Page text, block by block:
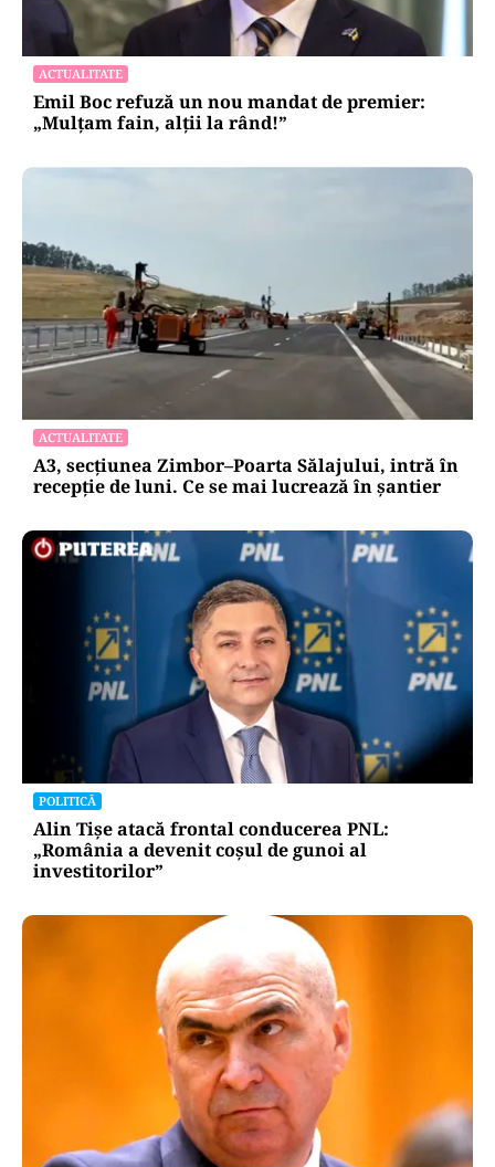
ACTUALITATE
Emil Boc refuză un nou mandat de premier:
„Mulțam fain, alții la rând!”
ACTUALITATE
A3, secțiunea Zimbor–Poarta Sălajului, intră în
recepție de luni. Ce se mai lucrează în șantier
POLITICĂ
Alin Tișe atacă frontal conducerea PNL:
„România a devenit coșul de gunoi al
investitorilor”